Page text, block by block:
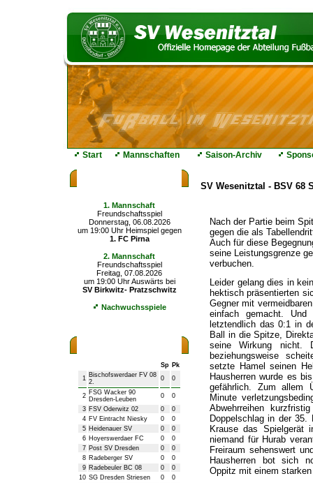
Start Mannschaften Saison-Archiv
1. Mannschaft
Freundschaftsspiel
Donnerstag, 06.08.2026
um 19:00 Uhr Heimspiel gegen
1. FC Pirna
2. Mannschaft
Freundschaftsspiel
Freitag, 07.08.2026
um 19:00 Uhr Auswärts bei
SV Birkwitz- Pratzschwitz
Nachwuchsspiele
Sp Pk
1 Bischofswerdaer FV 08
2.
0 0
2 FSG Wacker 90
Dresden-Leuben
0
0
3 FSV Oderwitz 02 0
0
4 FV Eintracht Niesky 0
0
5 Heidenauer SV 0
0
6 Hoyerswerdaer FC 0
0
7 Post SV Dresden 0
0
8 Radeberger SV 0
0
9 Radebeuler BC 08 0
0
10 SG Dresden Striesen 0
0
SV Wesenitztal - BSV 68
Nach der Partie beim
gegen die als
Auch für diese
seine Leistungsgrenze
verbuchen.
Leider gelang dies in
hektisch präsentierten
Gegner mit
einfach gemacht.
letztendlich das 0:1 in
Ball in die Spitze,
seine Wirkung nicht.
beziehungsweise
setzte Hamel seinen
Hausherren wurde es
gefährlich. Zum allem
Minute
Abwehrreihen
Doppelschlag in der
Krause das Spielgerät
niemand für Hurab
Freiraum sehenswert
Hausherren bot sich
Oppitz mit einem